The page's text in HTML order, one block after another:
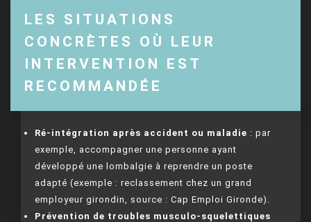
LES SITUATIONS
CONCRÈTES OÙ LEUR
INTERVENTION EST
RECOMMANDÉE
Ré-intégration après accident ou maladie : par
exemple, accompagner une personne ayant
développé une lombalgie à reprendre un poste
adapté (exemple : reclassement chez un grand
employeur girondin, source : Cap Emploi Gironde).
Prévention de troubles musculo-squelettiques